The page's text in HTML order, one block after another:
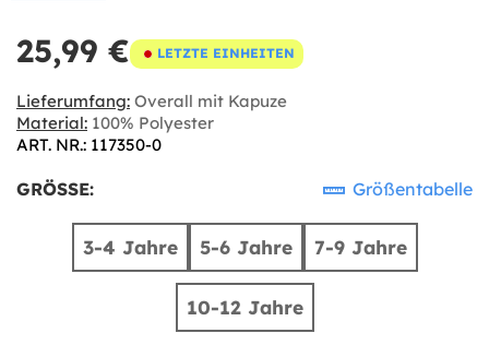
25,99 € LETZTE EINHEITEN
Lieferumfang: Overall mit Kapuze
Material: 100% Polyester
ART. NR.: 117350-0
GRÖSSE: Größentabelle
3-4 Jahre 5-6 Jahre 7-9 Jahre
10-12 Jahre